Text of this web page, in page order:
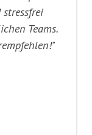
Teams.